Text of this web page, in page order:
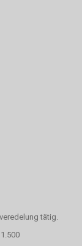
tätig.